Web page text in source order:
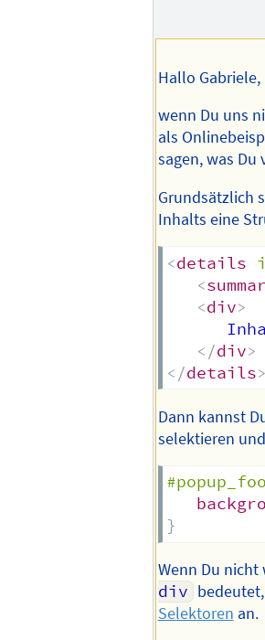
Hallo Gabriele,
wenn Du uns
als
sagen, was Du
Grundsätzlich
Inhalts eine
<details
<
<div>
</div>
</details>
Dann kannst
selektieren
}
Wenn Du nicht
div
Selektoren an.